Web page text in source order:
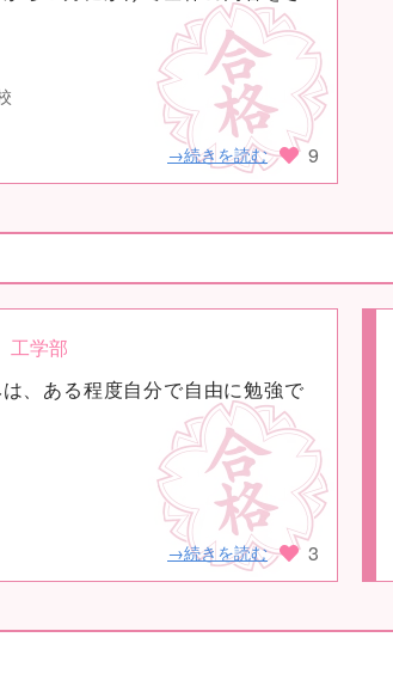
→続きを読む
9
工学部
、ある程度自分で自由に勉強で
→続きを読む
3